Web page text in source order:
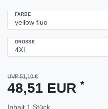
FARBE
GRÖSSE
UVP 51,10 €
48,51 EUR *
Inhalt 1 Stück